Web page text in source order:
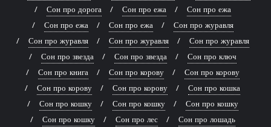
Сон про дорога
Сон про ежа
Сон про ежа
Сон про ежа
Сон про ежа
Сон про журавля
Сон про журавля
Сон про журавля
Сон про журавля
Сон про звезда
Сон про звезда
Сон про ключ
Сон про книга
Сон про корову
Сон про корову
Сон про корову
Сон про корову
Сон про кошка
Сон про кошку
Сон про кошку
Сон про кошку
Сон про кошку
Сон про лес
Сон про лошадь